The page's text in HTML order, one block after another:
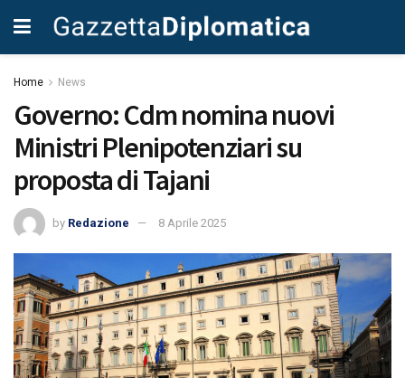
Home News
Governo: Cdm nomina nuovi
Ministri Plenipotenziari su
proposta di Tajani
by Redazione 8 Aprile 2025